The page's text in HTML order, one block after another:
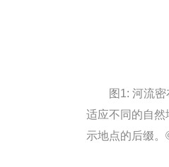
图1: 河流
适应不同的自
示地点的后缀